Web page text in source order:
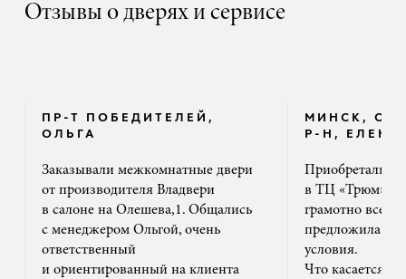
Отзывы о дверях и сервисе
ПР-Т ПОБЕДИТЕЛЕЙ,
ОЛЬГА
Заказывали межкомнатные двери
от производителя Владвери
в салоне на Олешева,1. Общались
с менеджером Ольгой, очень
ответственный
и ориентированный на клиента
МИНСК,
Р-Н, ЕЛЕНА
Приобретали
в ТЦ «Трюм».
грамотно все
предложила
условия.
Что касается